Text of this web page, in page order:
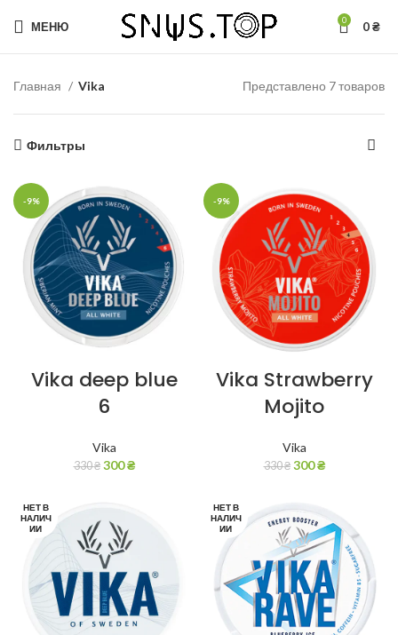
МЕНЮ 0 0₴
Главная Vika Представлено 7 товаров
Фильтры
-9%
Vika deep blue
6
Vika
330₴ 300₴
-9%
Vika Strawberry
Mojito
Vika
330₴ 300₴
НЕТ В
НАЛИЧ
ИИ
НЕТ В
НАЛИЧ
ИИ